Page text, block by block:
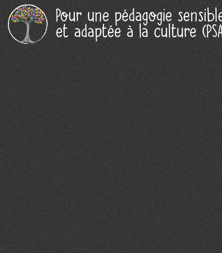
Pour une pédagogie
et adaptée à la culture